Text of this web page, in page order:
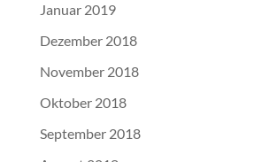
Januar 2019
Dezember 2018
November 2018
Oktober 2018
September 2018